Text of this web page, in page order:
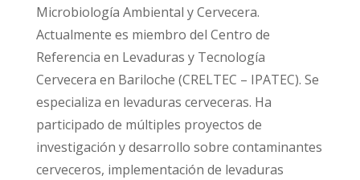
Microbiología Ambiental y Cervecera.
Actualmente es miembro del Centro de
Referencia en Levaduras y Tecnología
Cervecera en Bariloche (CRELTEC – IPATEC). Se
especializa en levaduras cerveceras. Ha
participado de múltiples proyectos de
investigación y desarrollo sobre contaminantes
cerveceros, implementación de levaduras